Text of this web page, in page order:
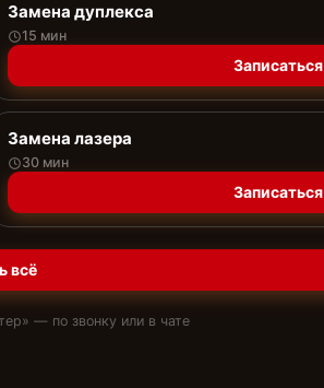
Замена дуплекса
15 мин
Записаться
Замена лазера
30 мин
Записаться
всё
» — по звонку или в чате